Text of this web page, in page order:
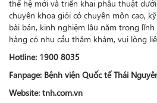
thế hệ mới và triển khai phẫu thuật
chuyên khoa giỏi có chuyên môn cao,
bài bản, kinh nghiệm lâu năm trong
hàng có nhu cầu thăm khám, vui lòng
Hotline: 1900 8035
Fanpage: Bệnh viện Quốc tế Thái
Website: tnh.com.vn